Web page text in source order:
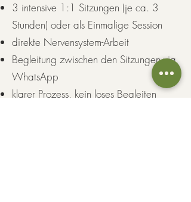
3 intensive 1:1 Sitzungen (je ca. 3
Stunden) oder als Einmalige Session
direkte Nervensystem-Arbeit
Begleitung zwischen den Sitzungen via
WhatsApp
klarer Prozess, kein loses Begleiten